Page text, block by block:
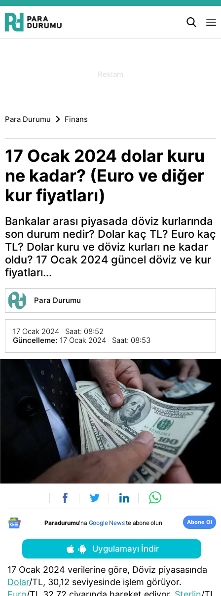
Para Durumu Finans
17 Ocak 2024 dolar kuru
ne kadar? (Euro ve diğer
kur fiyatları)
Bankalar arası piyasada döviz kurlarında
son durum nedir? Dolar kaç TL? Euro kaç
TL? Dolar kuru ve döviz kurları ne kadar
oldu? 17 Ocak 2024 güncel döviz ve kur
fiyatları...
Para Durumu
17 Ocak 2024 Saat: 08:52
Güncelleme: 17 Ocak 2024 Saat: 08:53
Paradurumu'na Google News'te abone olun Abone Ol
Uygulamayı İndir
17 Ocak 2024 verilerine göre, Döviz piyasasında
Dolar/TL, 30,12 seviyesinde işlem görüyor.